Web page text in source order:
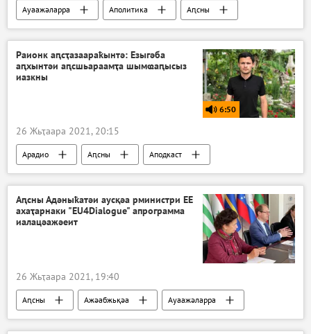
Ауаажәларра Аполитика
Аԥсны
Ажәабжьқәа
Аԥсны
Раионк аԥсҭазаараҟынтә: Езыгәба
аԥхынтәи аԥсшьараамҭа шымҩаԥысыз
иазкны
6:50
26 Жьҭаара 2021, 20:15
Арадио Аԥсны Аподкаст
Аԥсны Адәныҟатәи аусқәа рминистри ЕЕ
ахаҭарнаки "EU4Dialogue" апрограмма
иалацәажәеит
26 Жьҭаара 2021, 19:40
Аԥсны Ажәабжьқәа
Ауаажәларра
Аԥсны